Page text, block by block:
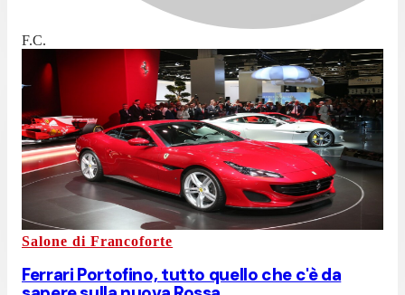
F.C.
Salone di Francoforte
Ferrari Portofino, tutto quello che c'è da